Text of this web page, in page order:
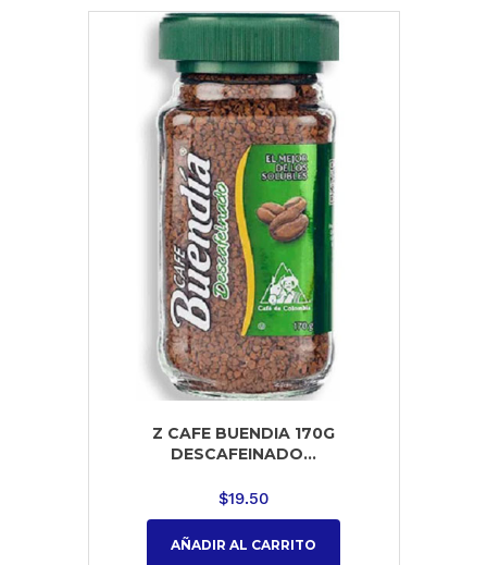
Z CAFE BUENDIA 170G
DESCAFEINADO...
$19.50
AÑADIR AL CARRITO